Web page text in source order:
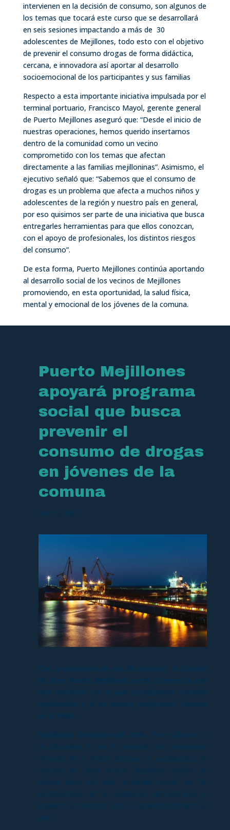
intervienen en la decisión de consumo, son algunos de
los temas que tocará este curso que se desarrollará
en seis sesiones impactando a más de 30
adolescentes de Mejillones, todo esto con el objetivo
de prevenir el consumo drogas de forma didáctica,
cercana, e innovadora así aportar al desarrollo
socioemocional de los participantes y sus familias
Respecto a esta importante iniciativa impulsada por el
terminal portuario, Francisco Mayol, gerente general
de Puerto Mejillones aseguró que: “Desde el inicio de
nuestras operaciones, hemos querido insertarnos
dentro de la comunidad como un vecino
comprometido con los temas que afectan
directamente a las familias mejilloninas”. Asimismo, el
ejecutivo señaló que: “Sabemos que el consumo de
drogas es un problema que afecta a muchos niños y
adolescentes de la región y nuestro país en general,
por eso quisimos ser parte de una iniciativa que busca
entregarles herramientas para que ellos conozcan,
con el apoyo de profesionales, los distintos riesgos
del consumo”.
De esta forma, Puerto Mejillones continúa aportando
al desarrollo social de los vecinos de Mejillones
promoviendo, en esta oportunidad, la salud física,
mental y emocional de los jóvenes de la comuna.
Puerto Mejillones
apoyará programa
social que busca
prevenir el
consumo de drogas
en jóvenes de la
comuna